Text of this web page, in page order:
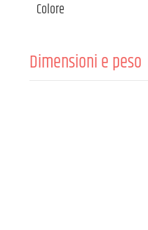
Colore
Dimensioni e peso